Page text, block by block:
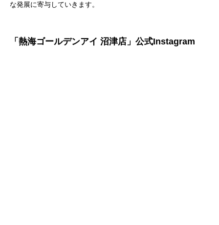
な発展に寄与していきます。
「熱海ゴールデンアイ 沼津店」公式Instagram